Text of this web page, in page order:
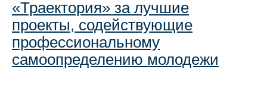
«Траектория» за лучшие
проекты, содействующие
профессиональному
самоопределению молодежи